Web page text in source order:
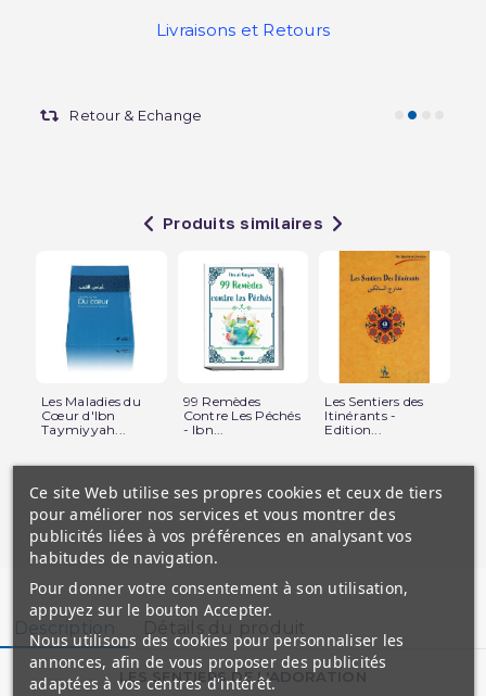
Livraisons et Retours
Retour & Echange
Produits similaires
Les Maladies du
Cœur d'Ibn
Taymiyyah...
99 Remèdes
Contre Les Péchés
- Ibn...
Les Sentiers des
Itinérants -
Edition...
Description
LES SENTIERS DE L'ADORATION
Ce site Web utilise ses propres cookies et ceux de tiers
pour améliorer nos services et vous montrer des
publicités liées à vos préférences en analysant vos
habitudes de navigation.
Pour donner votre consentement à son utilisation,
appuyez sur le bouton Accepter.
Nous utilisons des cookies pour personnaliser les
annonces, afin de vous proposer des publicités
adaptées à vos centres d'intérêt.